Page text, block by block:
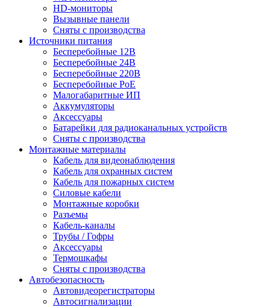
HD-мониторы
Вызывные панели
Сняты с производства
Источники питания
Бесперебойные 12В
Бесперебойные 24В
Бесперебойные 220В
Бесперебойные PoE
Малогабаритные ИП
Аккумуляторы
Аксессуары
Батарейки для радиоканальных устройств
Сняты с производства
Монтажные материалы
Кабель для видеонаблюдения
Кабель для охранных систем
Кабель для пожарных систем
Силовые кабели
Монтажные коробки
Разъемы
Кабель-каналы
Трубы / Гофры
Аксессуары
Термошкафы
Сняты с производства
Автобезопасность
Автовидеорегистраторы
Автосигнализации